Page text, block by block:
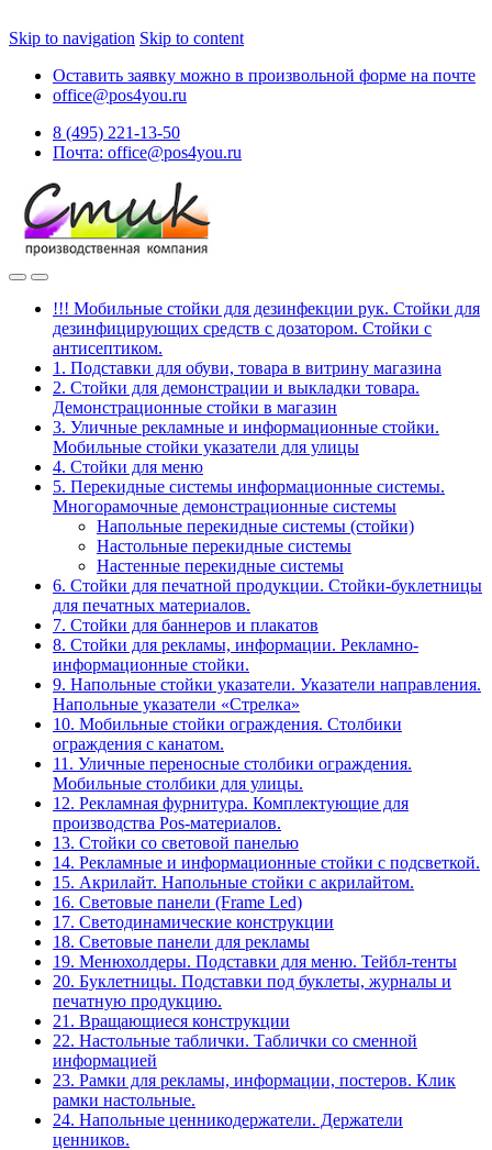
Skip to navigation Skip to content
Оставить заявку можно в произвольной форме на почте
office@pos4you.ru
8 (495) 221-13-50
Почта: office@pos4you.ru
!!! Мобильные стойки для дезинфекции рук. Стойки для
дезинфицирующих средств с дозатором. Стойки с
антисептиком.
1. Подставки для обуви, товара в витрину магазина
2. Стойки для демонстрации и выкладки товара.
Демонстрационные стойки в магазин
3. Уличные рекламные и информационные стойки.
Мобильные стойки указатели для улицы
4. Стойки для меню
5. Перекидные системы информационные системы.
Многорамочные демонстрационные системы
Напольные перекидные системы (стойки)
Настольные перекидные системы
Настенные перекидные системы
6. Стойки для печатной продукции. Стойки-буклетницы
для печатных материалов.
7. Стойки для баннеров и плакатов
8. Стойки для рекламы, информации. Рекламно-
информационные стойки.
9. Напольные стойки указатели. Указатели направления.
Напольные указатели «Стрелка»
10. Мобильные стойки ограждения. Столбики
ограждения с канатом.
11. Уличные переносные столбики ограждения.
Мобильные столбики для улицы.
12. Рекламная фурнитура. Комплектующие для
производства Pos-материалов.
13. Стойки со световой панелью
14. Рекламные и информационные стойки с подсветкой.
15. Акрилайт. Напольные стойки с акрилайтом.
16. Световые панели (Frame Led)
17. Светодинамические конструкции
18. Световые панели для рекламы
19. Менюхолдеры. Подставки для меню. Тейбл-тенты
20. Буклетницы. Подставки под буклеты, журналы и
печатную продукцию.
21. Вращающиеся конструкции
22. Настольные таблички. Таблички со сменной
информацией
23. Рамки для рекламы, информации, постеров. Клик
рамки настольные.
24. Напольные ценникодержатели. Держатели
ценников.